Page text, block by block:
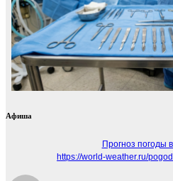
Афиша
Прогноз погоды
https://world-weather.ru/